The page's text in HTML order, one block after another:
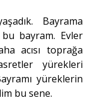
Bayrama
bayram. Evler
acısı toprağa
yürekleri
yüreklerin
bu sene.